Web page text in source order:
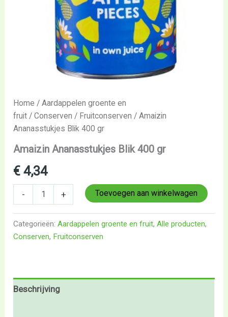
Home /Aardappelen groente en
fruit /Conserven / Fruitconserven / Amaizin
Ananasstukjes Blik 400 gr
Amaizin Ananasstukjes Blik 400 gr
€ 4,34
- + Toevoegen aan winkelwagen
Categorieën:Aardappelen groente en fruit,Alle producten,
Conserven, Fruitconserven
Beschrijving